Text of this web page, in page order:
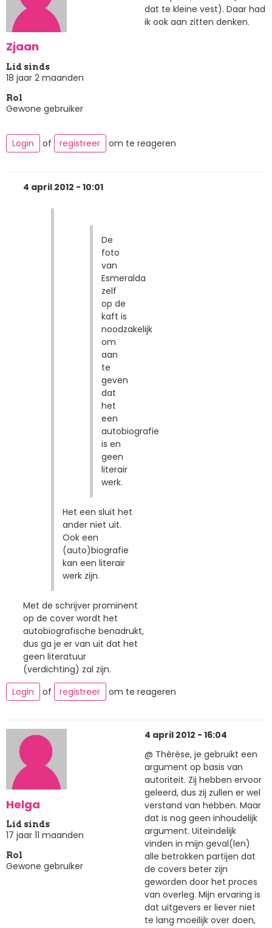
Zjaan
Lid sinds
18 jaar 2 maanden
Rol
Gewone gebruiker
dat te kleine vest). Daar had
ik ook aan zitten denken.
Login of registreer om te reageren
4 april 2012 - 10:01
De
foto
van
Esmeralda
zelf
op de
kaft is
noodzakelijk
om
aan
te
geven
dat
het
een
autobiografie
is en
geen
literair
werk.
Het een sluit het
ander niet uit.
Ook een
(auto)biografie
kan een literair
werk zijn.
Met de schrijver prominent
op de cover wordt het
autobiografische benadrukt,
dus ga je er van uit dat het
geen literatuur
(verdichting) zal zijn.
Login
of registreer om te reageren
Helga
Lid sinds
17 jaar 11 maanden
Rol
Gewone gebruiker
4 april 2012 - 16:04
@ Thérèse, je gebruikt een
argument op basis van
autoriteit. Zij hebben ervoor
geleerd, dus zij zullen er wel
verstand van hebben. Maar
dat is nog geen inhoudelijk
argument. Uiteindelijk
vinden in mijn geval(len)
alle betrokken partijen dat
de covers beter zijn
geworden door het proces
van overleg. Mijn ervaring is
dat uitgevers er liever niet
te lang moeilijk over doen,